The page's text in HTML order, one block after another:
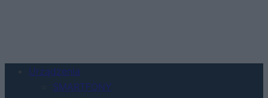
Urządzenia
SMARTFONY